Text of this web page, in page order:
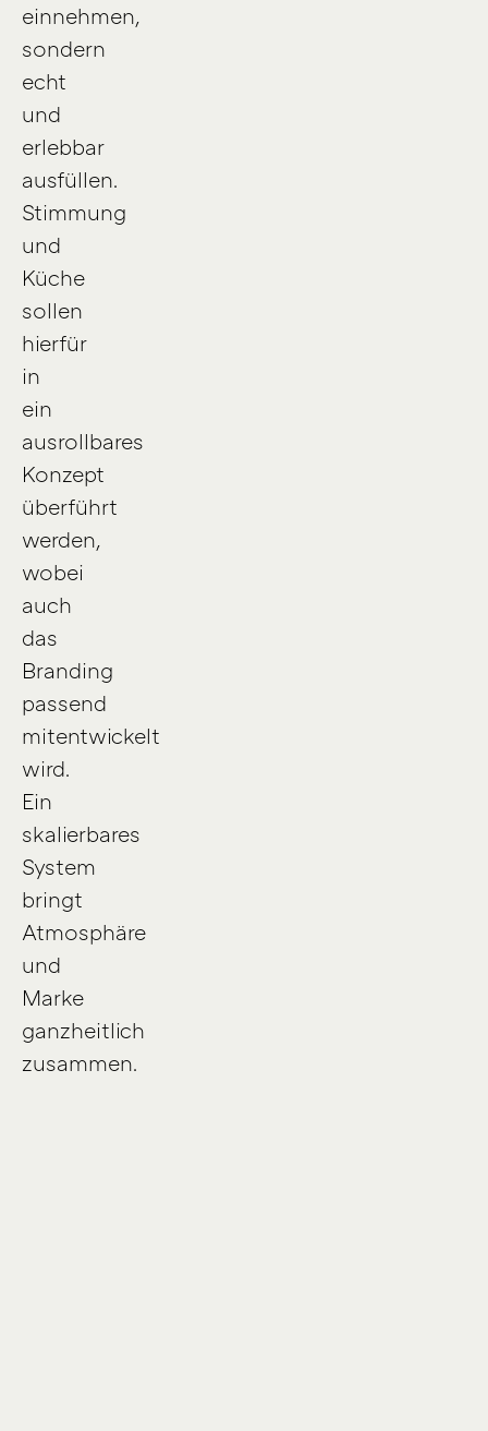
einnehmen,
sondern
echt
und
erlebbar
ausfüllen.
Stimmung
und
Küche
sollen
hierfür
in
ein
ausrollbares
Konzept
überführt
werden,
wobei
auch
das
Branding
passend
mitentwickelt
wird.
Ein
skalierbares
System
bringt
Atmosphäre
und
Marke
ganzheitlich
zusammen.